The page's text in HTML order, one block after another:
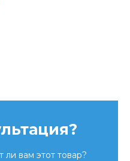
вам этот товар?